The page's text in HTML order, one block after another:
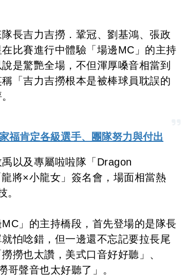
長吉力吉撈．鞏冠、劉基鴻、張政
比賽進行中體驗「場邊MC」的主持
是驚艷全場，不但渾厚嗓音相當到
「吉力吉撈根本是被棒球員耽誤的
福肯定各級選手、團隊努力與付出
以及專屬啦啦隊「Dragon
將×小龍女」簽名會，場面相當熱
。
」的主持橋段，首先登場的是隊長
怕唸錯，但一邊還不忘記要拉長尾
撈也太讚，美式口音好好聽」、
哥聲音也太好聽了」。